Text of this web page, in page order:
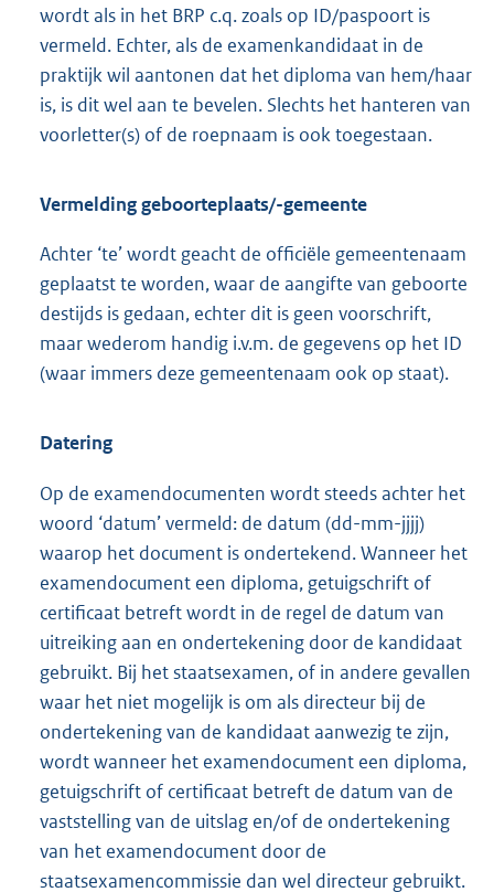
wordt als in het BRP c.q. zoals op ID/paspoort is
vermeld. Echter, als de examenkandidaat in de
praktijk wil aantonen dat het diploma van hem/haar
is, is dit wel aan te bevelen. Slechts het hanteren van
voorletter(s) of de roepnaam is ook toegestaan.
Vermelding geboorteplaats/-gemeente
Achter ‘te’ wordt geacht de officiële gemeentenaam
geplaatst te worden, waar de aangifte van geboorte
destijds is gedaan, echter dit is geen voorschrift,
maar wederom handig i.v.m. de gegevens op het ID
(waar immers deze gemeentenaam ook op staat).
Datering
Op de examendocumenten wordt steeds achter het
woord ‘datum’ vermeld: de datum (dd-mm-jjjj)
waarop het document is ondertekend. Wanneer het
examendocument een diploma, getuigschrift of
certificaat betreft wordt in de regel de datum van
uitreiking aan en ondertekening door de kandidaat
gebruikt. Bij het staatsexamen, of in andere gevallen
waar het niet mogelijk is om als directeur bij de
ondertekening van de kandidaat aanwezig te zijn,
wordt wanneer het examendocument een diploma,
getuigschrift of certificaat betreft de datum van de
vaststelling van de uitslag en/of de ondertekening
van het examendocument door de
staatsexamencommissie dan wel directeur gebruikt.